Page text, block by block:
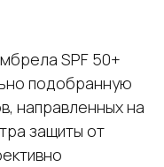
SPF 50+
подобранную
направленных на
защиты от